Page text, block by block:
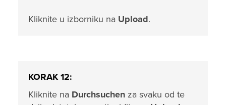
Kliknite u izborniku na Upload.
KORAK 12:
Kliknite na Durchsuchen za svaku od te